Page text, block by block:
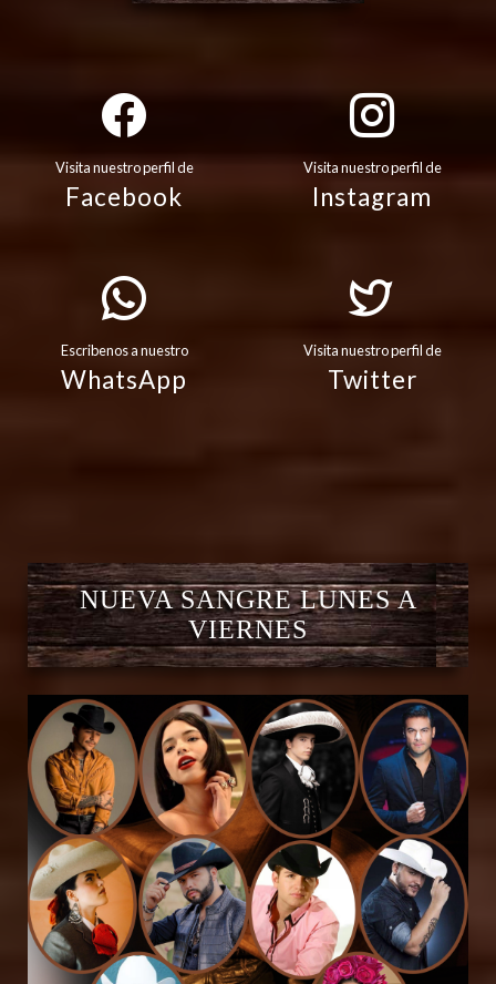
Visita nuestro perfil de
Facebook
Visita nuestro perfil de
Instagram
Escribenos a nuestro
WhatsApp
Visita nuestro perfil de
Twitter
NUEVA SANGRE LUNES A
VIERNES